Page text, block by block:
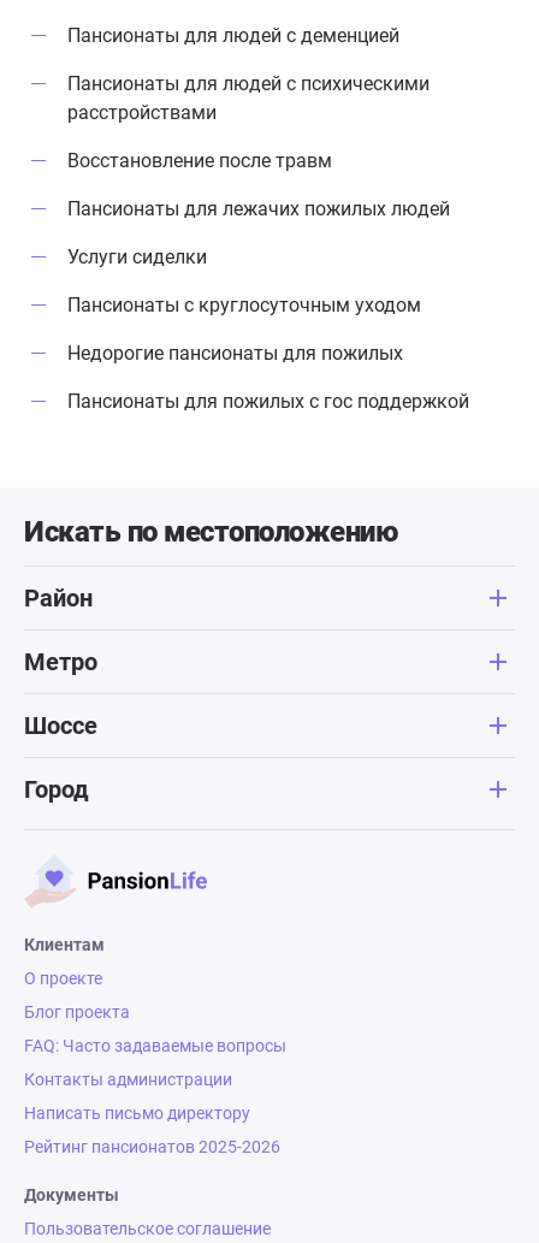
Пансионаты для людей с деменцией
Пансионаты для людей с психическими
расстройствами
Восстановление после травм
Пансионаты для лежачих пожилых людей
Услуги сиделки
Пансионаты с круглосуточным уходом
Недорогие пансионаты для пожилых
Пансионаты для пожилых с гос поддержкой
Искать по местоположению
Район
Метро
Шоссе
Город
Клиентам
О проекте
Блог проекта
FAQ: Часто задаваемые вопросы
Контакты администрации
Написать письмо директору
Рейтинг пансионатов 2025-2026
Документы
Пользовательское соглашение